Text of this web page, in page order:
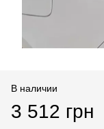
В наличии
3 512 грн